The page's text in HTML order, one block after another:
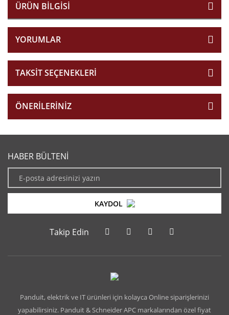
ÜRÜN BILGISI
YORUMLAR
TAKSIT SEÇENEKLERI
ÖNERILERINIZ
HABER BÜLTENİ
KAYDOL
Takip Edin
Panduit, elektrik ve IT ürünleri için kolayca Online siparişlerinizi
yapabilirsiniz. Panduit & Schneider APC markalarından özel fiyat